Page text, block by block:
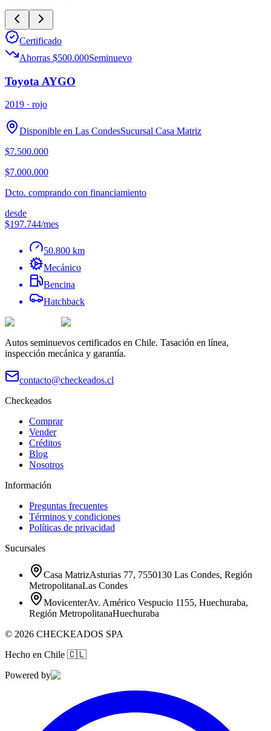
Certificado
Ahorras $500.000Seminuevo
Toyota AYGO
2019 · rojo
Disponible en Las CondesSucursal Casa Matriz
$7.500.000
$7.000.000
Dcto. comprando con financiamiento
desde
$197.744/mes
50.800 km
Mecánico
Bencina
Hatchback
Autos seminuevos certificados en Chile. Tasación en línea,
inspección mecánica y garantía.
contacto@checkeados.cl
Checkeados
Comprar
Vender
Créditos
Blog
Nosotros
Información
Preguntas frecuentes
Términos y condiciones
Políticas de privacidad
Sucursales
Casa MatrizAsturias 77, 7550130 Las Condes, Región
MetropolitanaLas Condes
MovicenterAv. Américo Vespucio 1155, Huechuraba,
Región MetropolitanaHuechuraba
© 2026 CHECKEADOS SPA
Hecho en Chile 🇨🇱
Powered by